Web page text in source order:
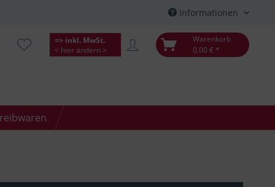
Informationen
=> inkl. MwSt.
< hier ändern >
Warenkorb
0,00 € *